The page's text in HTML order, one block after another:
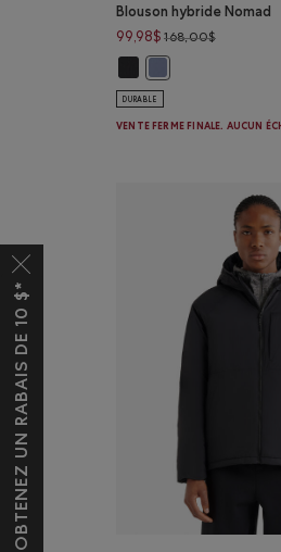
Blouson hybride Nomad
99,98$ 168,00$Prix réduit
Blouson hybride
DURABLE
VENTE FERME FINALE. AUCUN
OBTENEZ UN RABAIS DE 10 $*